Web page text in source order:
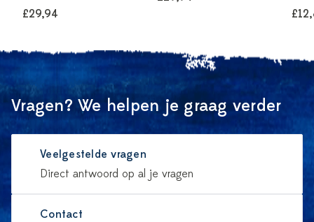
£29,94
Vragen? We helpen je graag verder
Veelgestelde vragen
Direct antwoord op al je vragen
Contact